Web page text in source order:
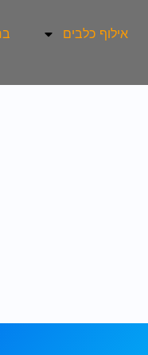
אילוף כלבים